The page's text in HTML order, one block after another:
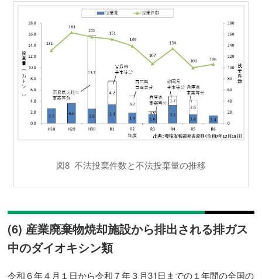
図8 不法投棄件数と不法投棄量の推移
(6) 産業廃棄物焼却施設から排出される排ガス
中のダイオキシン類
令和６年４月１日から令和７年３月31日までの１年間の全国の